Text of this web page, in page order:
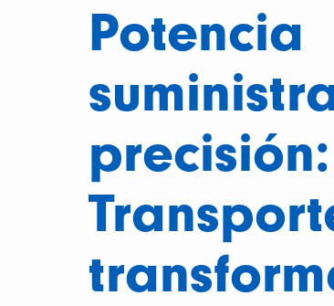
Potencia
precisión: